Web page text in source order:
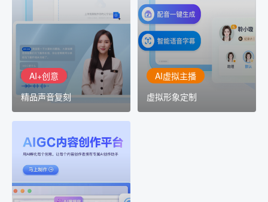
AI+创意
精品声音复刻
AI+创意：AIGC 能力集中
展示窗口，体验 AIGC 给
生活和生产带来的改变
AI虚拟主播
虚拟形象定制
讯飞智作：让每一个内容
创作者高效生产灵活定制
AIGC平台
用AI孵化每个创意